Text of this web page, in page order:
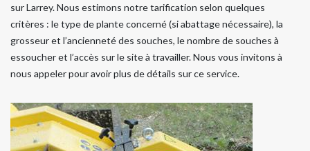
sur Larrey. Nous estimons notre tarification selon quelques
critères : le type de plante concerné (si abattage nécessaire), la
grosseur et l’ancienneté des souches, le nombre de souches à
essoucher et l’accès sur le site à travailler. Nous vous invitons à
nous appeler pour avoir plus de détails sur ce service.